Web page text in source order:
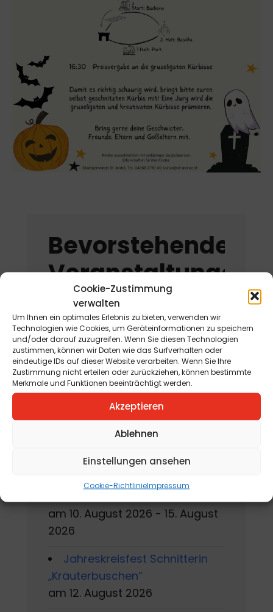
Cookie-Zustimmung
verwalten
Um Ihnen ein optimales Erlebnis zu bieten, verwenden wir
Technologien wie Cookies, um Geräteinformationen zu speichern
und/oder darauf zuzugreifen. Wenn Sie diesen Technologien
zustimmen, können wir Daten wie das Surfverhalten oder
eindeutige IDs auf dieser Website verarbeiten. Wenn Sie Ihre
Zustimmung nicht erteilen oder zurückziehen, können bestimmte
Merkmale und Funktionen beeinträchtigt werden.
Akzeptieren
Ablehnen
Einstellungen ansehen
Cookie-RichtlinieImpressum
Bevorstehende
Veranstaltungen
Domkunst II -
Metamorphosen
am 1. Mai 2026 - 31. Oktober
2026
Gackern 2026
am 7. August 2026 - 16. August
Sommerworkshop der
Kärntner Kindermalschule in St.
am 10. August 2026 - 15. August
2026
Jahreskreisfest Schnitterin
„Kräuterbuschen“
am 12. August 2026